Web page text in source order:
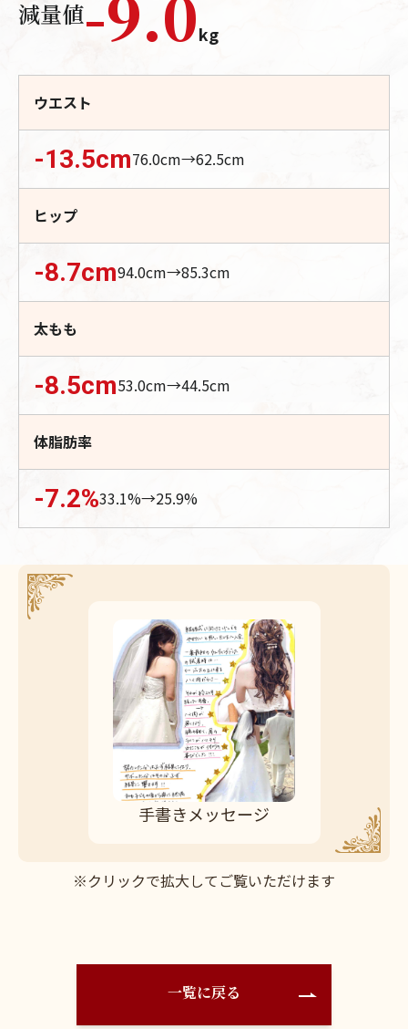
減量値
kg
ウエスト
-13.5cm76.0cm→62.5cm
ヒップ
-8.7cm94.0cm→85.3cm
太もも
-8.5cm53.0cm→44.5cm
体脂肪率
-7.2%33.1%→25.9%
手書きメッセージ
※クリックで拡大してご覧いただけます
一覧に戻る